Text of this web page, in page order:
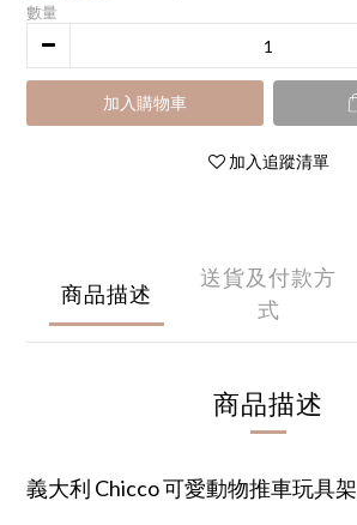
數量
加入購物車
加入追蹤清單
商品描述
送貨及付款方
式
商品描述
義大利 Chicco 可愛動物推車玩具架